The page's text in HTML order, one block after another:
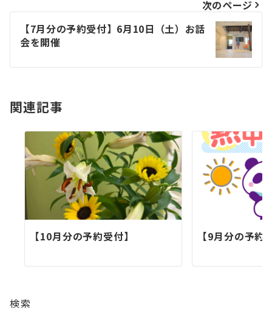
ビ
ゲ
ー
ョ
次のページ
【7月分の予約受付】6月10日（土）お話
会を開催
関連記事
【10月分の予約受付】 【9月分の予約
検索